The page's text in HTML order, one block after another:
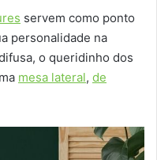
servem como ponto
personalidade na
o queridinho dos
mesa lateral, de